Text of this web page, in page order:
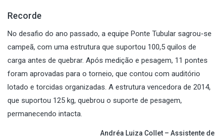
Recorde
No desafio do ano passado, a equipe Ponte Tubular sagrou-se
campeã, com uma estrutura que suportou 100,5 quilos de
carga antes de quebrar. Após medição e pesagem, 11 pontes
foram aprovadas para o torneio, que contou com auditório
lotado e torcidas organizadas. A estrutura vencedora de 2014,
que suportou 125 kg, quebrou o suporte de pesagem,
permanecendo intacta.
Andréa Luiza Collet – Assistente de